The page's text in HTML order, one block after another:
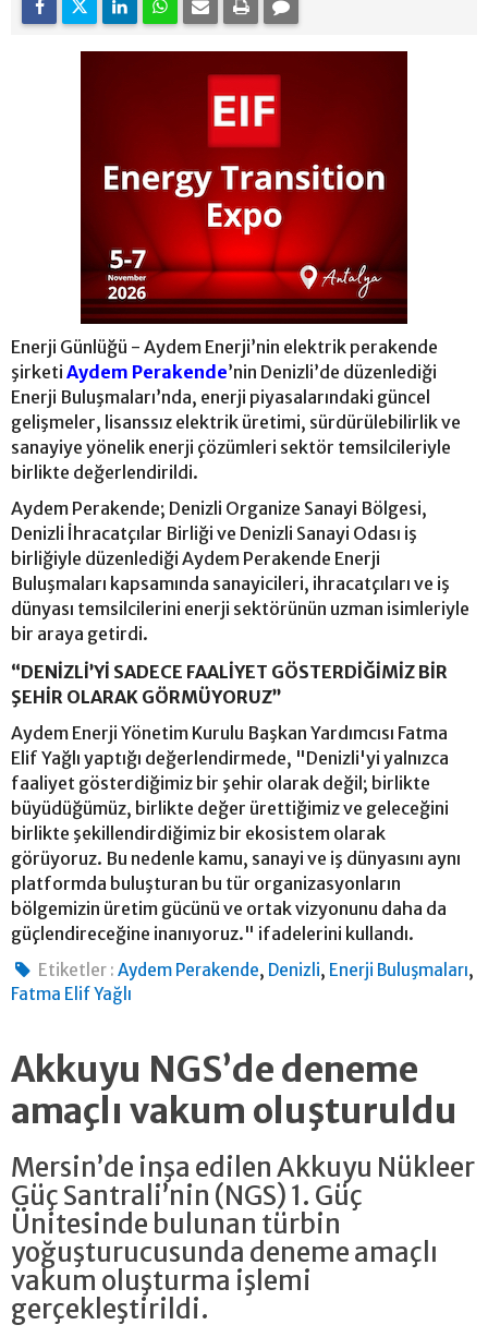
Enerji Günlüğü - Aydem Enerji’nin elektrik perakende
şirketi Aydem Perakende’nin Denizli’de düzenlediği
Enerji Buluşmaları’nda, enerji piyasalarındaki güncel
gelişmeler, lisanssız elektrik üretimi, sürdürülebilirlik ve
sanayiye yönelik enerji çözümleri sektör temsilcileriyle
birlikte değerlendirildi.
Aydem Perakende; Denizli Organize Sanayi Bölgesi,
Denizli İhracatçılar Birliği ve Denizli Sanayi Odası iş
birliğiyle düzenlediği Aydem Perakende Enerji
Buluşmaları kapsamında sanayicileri, ihracatçıları ve iş
dünyası temsilcilerini enerji sektörünün uzman isimleriyle
bir araya getirdi.
“DENİZLİ’Yİ SADECE FAALİYET GÖSTERDİĞİMİZ BİR
ŞEHİR OLARAK GÖRMÜYORUZ”
Aydem Enerji Yönetim Kurulu Başkan Yardımcısı Fatma
Elif Yağlı yaptığı değerlendirmede, "Denizli'yi yalnızca
faaliyet gösterdiğimiz bir şehir olarak değil; birlikte
büyüdüğümüz, birlikte değer ürettiğimiz ve geleceğini
birlikte şekillendirdiğimiz bir ekosistem olarak
görüyoruz. Bu nedenle kamu, sanayi ve iş dünyasını aynı
platformda buluşturan bu tür organizasyonların
bölgemizin üretim gücünü ve ortak vizyonunu daha da
güçlendireceğine inanıyoruz." ifadelerini kullandı.
Etiketler : Aydem Perakende, Denizli, Enerji Buluşmaları,
Fatma Elif Yağlı
Akkuyu NGS’de deneme
amaçlı vakum oluşturuldu
Mersin’de inşa edilen Akkuyu Nükleer
Güç Santrali’nin (NGS) 1. Güç
Ünitesinde bulunan türbin
yoğuşturucusunda deneme amaçlı
vakum oluşturma işlemi
gerçekleştirildi.